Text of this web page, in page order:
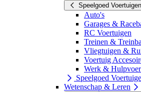
Speelgoed Voertuigen
Auto's
Garages &
RC Voertuigen
Treinen &
Vliegtuigen &
Voertuig
Werk &
Speelgoed
Wetenschap & Leren